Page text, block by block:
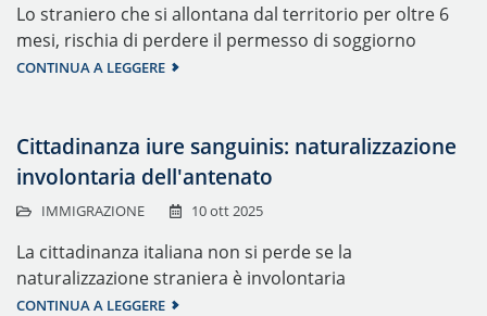
Lo straniero che si allontana dal territorio per oltre 6
mesi, rischia di perdere il permesso di soggiorno
CONTINUA A LEGGERE
Cittadinanza iure sanguinis: naturalizzazione
involontaria dell'antenato
IMMIGRAZIONE 10 ott 2025
La cittadinanza italiana non si perde se la
naturalizzazione straniera è involontaria
CONTINUA A LEGGERE